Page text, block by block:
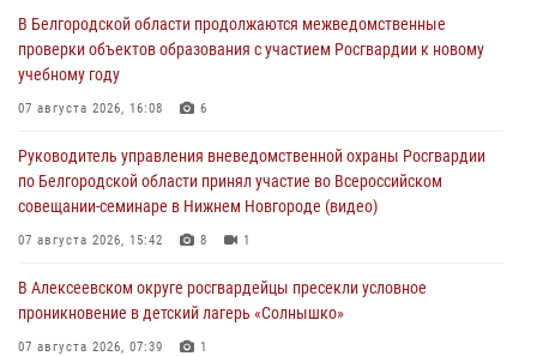
В Белгородской области продолжаются межведомственные
проверки объектов образования с участием Росгвардии к новому
учебному году
07 августа 2026, 16:08 6
Руководитель управления вневедомственной охраны Росгвардии
по Белгородской области принял участие во Всероссийском
совещании-семинаре в Нижнем Новгороде (видео)
07 августа 2026, 15:42 8 1
В Алексеевском округе росгвардейцы пресекли условное
проникновение в детский лагерь «Солнышко»
07 августа 2026, 07:39 1